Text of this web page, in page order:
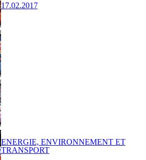
17.02.2017
ENERGIE, ENVIRONNEMENT ET
TRANSPORT